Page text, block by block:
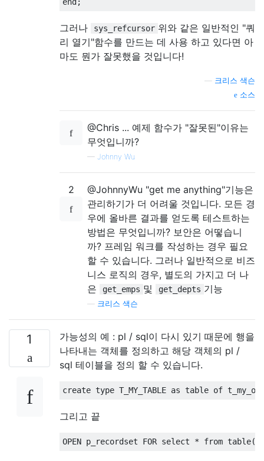
그러나 sys_refcursor 위와 같은 일반적인 "쿼
리 열기"함수를 만드는 데 사용 하고 있다면 아
마도 뭔가 잘못했을 것입니다!
크리스 색슨
소스
@Chris ... 예제 함수가 "잘못된"이유는
무엇입니까?
— Johnny Wu
2
@JohnnyWu "get me anything"기능은
관리하기가 더 어려울 것입니다. 모든 경
우에 올바른 결과를 얻도록 테스트하는
방법은 무엇입니까? 보안은 어떻습니
까? 프레임 워크를 작성하는 경우 필요
할 수 있습니다. 그러나 일반적으로 비즈
니스 로직의 경우, 별도의 가지고 더 나
은
get_emps 및 get_depts 기능
크리스 색슨
1
가능성의 예 : pl / sql이 다시 있기 때문에 행을
나타내는 객체를 정의하고 해당 객체의 pl /
sql 테이블을 정의 할 수 있습니다.
create type T_MY_TABLE as table of
그리고 끝
OPEN p_recordset FOR select * from table(